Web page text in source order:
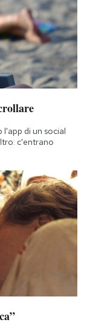
l'app di un social
c'entrano